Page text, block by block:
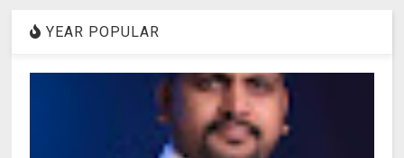
YEAR POPULAR